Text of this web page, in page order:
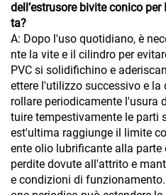
dell’estrusore bivite conico
ta?
A: Dopo l'uso quotidiano, è
nte la vite e il cilindro per
PVC si solidifichino e
ettere l'utilizzo successivo e
rollare periodicamente l'usura
tuire tempestivamente le parti
est'ultima raggiunge il limite
ente olio lubrificante alla
perdite dovute all'attrito e
e condizioni di